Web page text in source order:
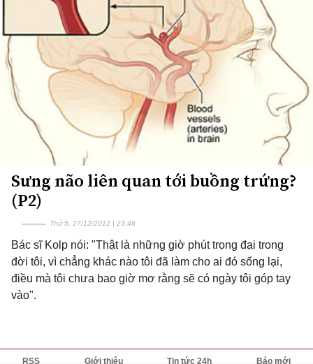
Sưng não liên quan tới buồng trứng?
(P2)
Thứ 5, 27/12/2012 | 23:48
Bác sĩ Kolp nói: "Thật là những giờ phút trọng đại trong
đời tôi, vì chẳng khác nào tôi đã làm cho ai đó sống lại,
điều mà tôi chưa bao giờ mơ rằng sẽ có ngày tôi góp tay
vào".
RSS Giới thiệu Tin tức 24h Báo mới